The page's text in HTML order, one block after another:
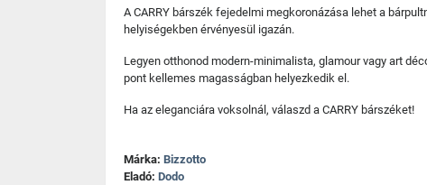
A CARRY bárszék fejedelmi megkoronázása lehet a
helyiségekben érvényesül igazán.
Legyen otthonod modern-minimalista, glamour vagy art
pont kellemes magasságban helyezkedik el.
Ha az eleganciára voksolnál, válaszd a CARRY bárszéket!
Márka: Bizzotto
Eladó: Dodo